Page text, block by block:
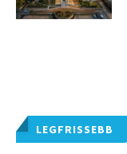
LEGFRISSEBB